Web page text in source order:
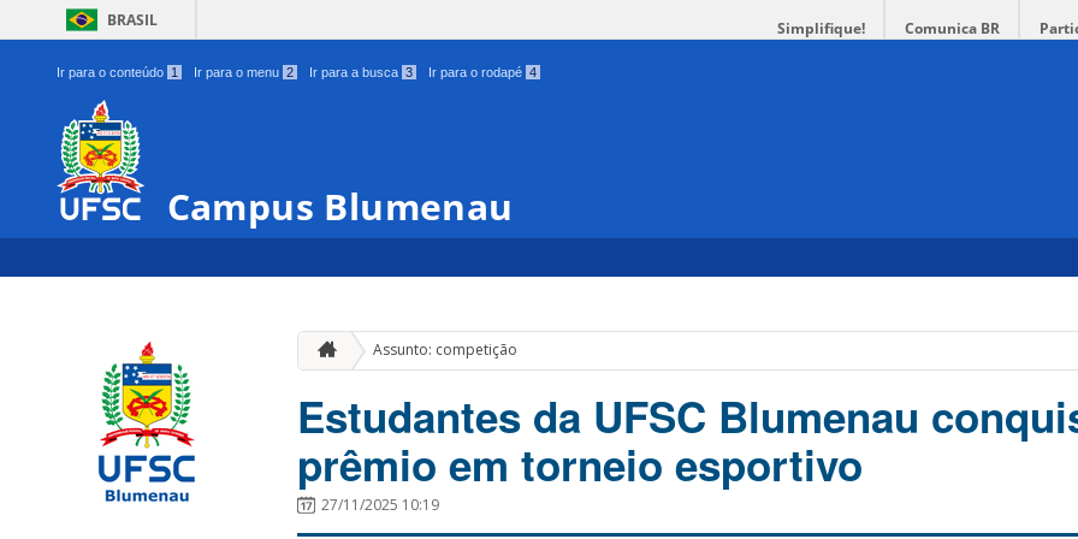
BRASIL Simplifique! Comunica BR
Ir para o conteúdo 1 Ir para o menu 2 Ir para a busca 3 Ir para o rodapé 4
Campus Blumenau
Assunto: competição
Estudantes da UFSC Blumenau
prêmio em torneio esportivo
27/11/2025 10:19